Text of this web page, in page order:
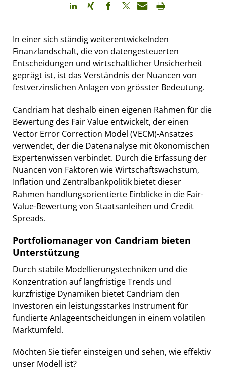
In einer sich ständig weiterentwickelnden
Finanzlandschaft, die von datengesteuerten
Entscheidungen und wirtschaftlicher Unsicherheit
geprägt ist, ist das Verständnis der Nuancen von
festverzinslichen Anlagen von grösster Bedeutung.
Candriam hat deshalb einen eigenen Rahmen für die
Bewertung des Fair Value entwickelt, der einen
Vector Error Correction Model (VECM)-Ansatzes
verwendet, der die Datenanalyse mit ökonomischen
Expertenwissen verbindet. Durch die Erfassung der
Nuancen von Faktoren wie Wirtschaftswachstum,
Inflation und Zentralbankpolitik bietet dieser
Rahmen handlungsorientierte Einblicke in die Fair-
Value-Bewertung von Staatsanleihen und Credit
Spreads.
Portfoliomanager von Candriam bieten
Unterstützung
Durch stabile Modellierungstechniken und die
Konzentration auf langfristige Trends und
kurzfristige Dynamiken bietet Candriam den
Investoren ein leistungsstarkes Instrument für
fundierte Anlageentscheidungen in einem volatilen
Marktumfeld.
Möchten Sie tiefer einsteigen und sehen, wie effektiv
unser Modell ist?